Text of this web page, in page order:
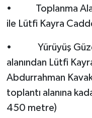
• Toplanma
ile Lütfi Kayra
• Yürüyüş
alanından Lütfi
Abdurrahman
toplantı alanına
450 metre)